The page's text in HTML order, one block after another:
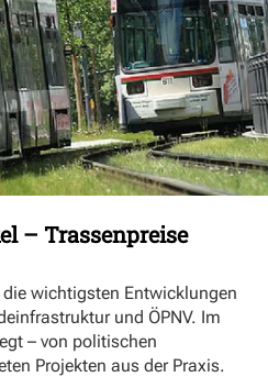
– Trassenpreise
wichtigsten Entwicklungen
und ÖPNV. Im
– von politischen
Projekten aus der Praxis.